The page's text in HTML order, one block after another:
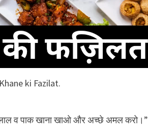
ki Fazilat.
व पाक खाना खाओ और अच्छे अमल करो।”